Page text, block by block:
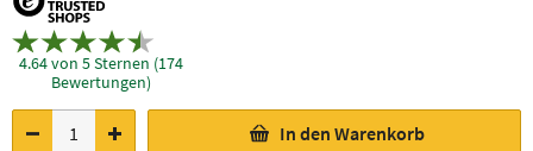
4.64 von 5 Sternen (174
Bewertungen)
In den Warenkorb